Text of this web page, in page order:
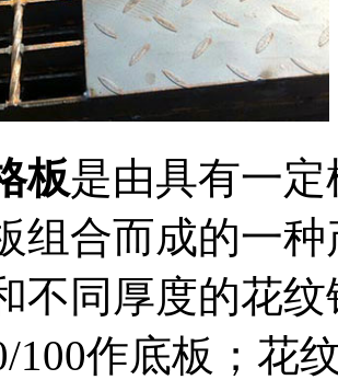
板是由具有一
组合而成的一
不同厚度的花
100作底板；花